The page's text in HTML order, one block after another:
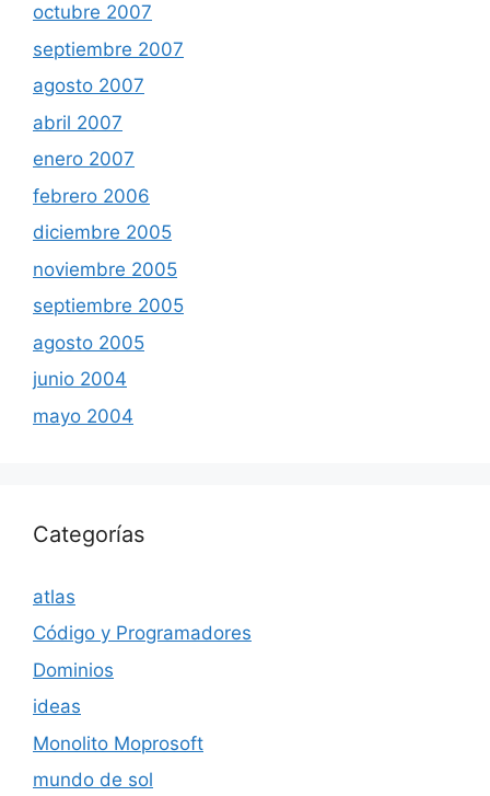
octubre 2007
septiembre 2007
agosto 2007
abril 2007
enero 2007
febrero 2006
diciembre 2005
noviembre 2005
septiembre 2005
agosto 2005
junio 2004
mayo 2004
Categorías
atlas
Código y Programadores
Dominios
ideas
Monolito Moprosoft
mundo de sol